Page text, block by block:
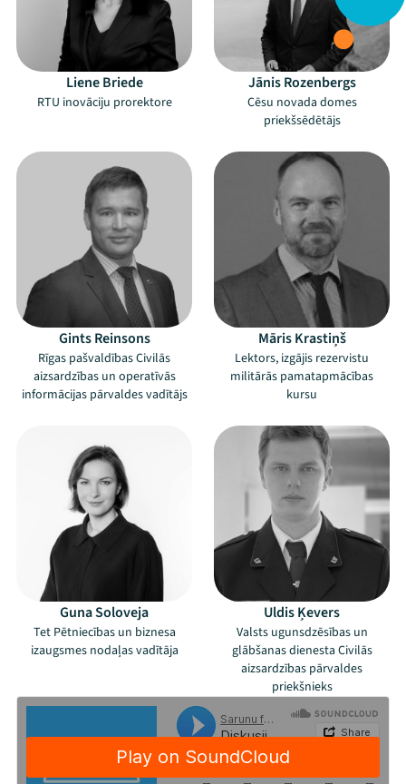
Mana programma
Festivāls
Liene Briede
RTU inovāciju prorektore
Jānis Rozenbergs
Cēsu novada domes
priekšsēdētājs
Gints Reinsons
Rīgas pašvaldības Civilās
aizsardzības un operatīvās
informācijas pārvaldes vadītājs
Māris Krastiņš
Lektors, izgājis rezervistu
militārās pamatapmācības
kursu
Guna Soloveja
Tet Pētniecības un biznesa
izaugsmes nodaļas vadītāja
Uldis Ķevers
Valsts ugunsdzēsības un
glābšanas dienesta Civilās
aizsardzības pārvaldes
priekšnieks